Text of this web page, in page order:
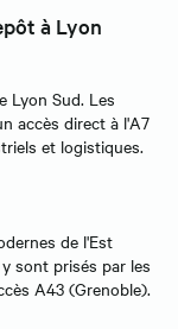
à Lyon
Lyon Sud. Les
accès direct à l'A7
et logistiques.
de l'Est
y sont prisés par les
A43 (Grenoble).